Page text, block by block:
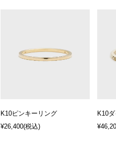
K10ピンキーリング
¥26,400(税込)
K10